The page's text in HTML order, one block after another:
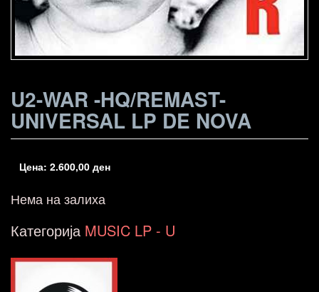
U2-WAR -HQ/REMAST-
UNIVERSAL LP DE NOVA
Цена: 2.600,00 ден
Нема на залиха
Категорија MUSIC LP - U